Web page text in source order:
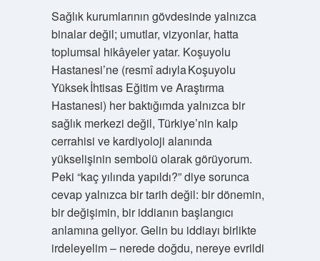
Sağlık kurumlarının gövdesinde yalnızca
binalar değil; umutlar, vizyonlar, hatta
toplumsal hikâyeler yatar. Koşuyolu
Hastanesi’ne (resmî adıyla Koşuyolu
Yüksek İhtisas Eğitim ve Araştırma
Hastanesi) her baktığımda yalnızca bir
sağlık merkezi değil, Türkiye’nin kalp
cerrahisi ve kardiyoloji alanında
yükselişinin sembolü olarak görüyorum.
Peki “kaç yılında yapıldı?” diye sorunca
cevap yalnızca bir tarih değil: bir dönemin,
bir değişimin, bir iddianın başlangıcı
anlamına geliyor. Gelin bu iddiayı birlikte
irdeleyelim – nerede doğdu, nereye evrildi